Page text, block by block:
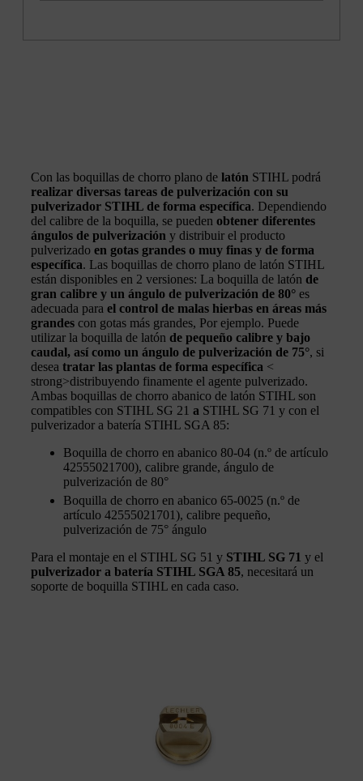
Con las boquillas de chorro plano de latón STIHL podrá
realizar diversas tareas de pulverización con su
pulverizador STIHL de forma específica. Dependiendo
del calibre de la boquilla, se pueden obtener diferentes
ángulos de pulverización y distribuir el producto
pulverizado en gotas grandes o muy finas y de forma
específica. Las boquillas de chorro plano de latón STIHL
están disponibles en 2 versiones: La boquilla de latón de
gran calibre y un ángulo de pulverización de 80° es
adecuada para el control de malas hierbas en áreas más
grandes con gotas más grandes, Por ejemplo. Puede
utilizar la boquilla de latón de pequeño calibre y bajo
caudal, así como un ángulo de pulverización de 75°, si
desea tratar las plantas de forma específica <
strong>distribuyendo finamente el agente pulverizado.
Ambas boquillas de chorro abanico de latón STIHL son
compatibles con STIHL SG 21 a STIHL SG 71 y con el
pulverizador a batería STIHL SGA 85:
Boquilla de chorro en abanico 80-04 (n.º de artículo
42555021700), calibre grande, ángulo de
pulverización de 80°
Boquilla de chorro en abanico 65-0025 (n.º de
artículo 42555021701), calibre pequeño,
pulverización de 75° ángulo
Para el montaje en el STIHL SG 51 y STIHL SG 71 y el
pulverizador a batería STIHL SGA 85, necesitará un
soporte de boquilla STIHL en cada caso.